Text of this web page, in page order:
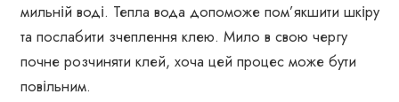
мильній воді. Тепла вода допоможе пом’якшити шкіру
та послабити зчеплення клею. Мило в свою чергу
почне розчиняти клей, хоча цей процес може бути
повільним.